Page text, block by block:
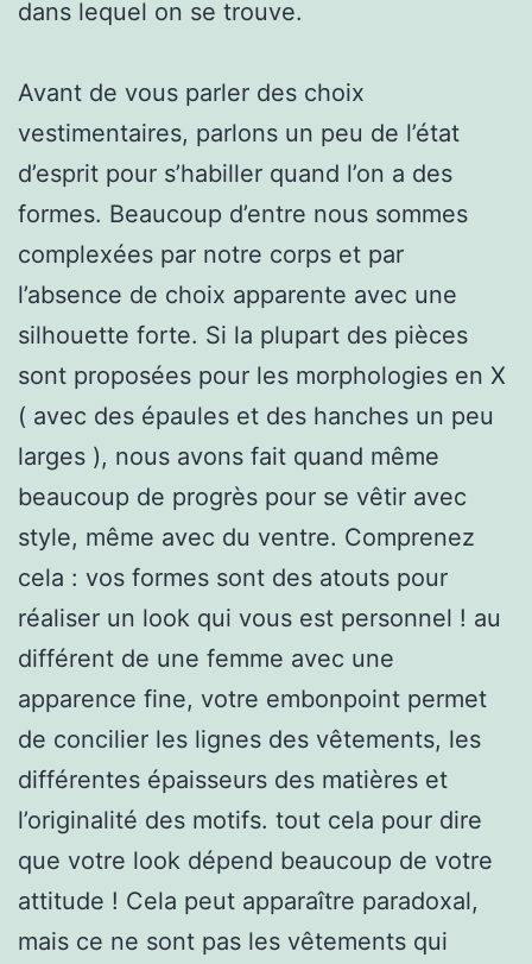
dans lequel on se trouve.
Avant de vous parler des choix
vestimentaires, parlons un peu de l’état
d’esprit pour s’habiller quand l’on a des
formes. Beaucoup d’entre nous sommes
complexées par notre corps et par
l’absence de choix apparente avec une
silhouette forte. Si la plupart des pièces
sont proposées pour les morphologies en X
( avec des épaules et des hanches un peu
larges ), nous avons fait quand même
beaucoup de progrès pour se vêtir avec
style, même avec du ventre. Comprenez
cela : vos formes sont des atouts pour
réaliser un look qui vous est personnel ! au
différent de une femme avec une
apparence fine, votre embonpoint permet
de concilier les lignes des vêtements, les
différentes épaisseurs des matières et
l’originalité des motifs. tout cela pour dire
que votre look dépend beaucoup de votre
attitude ! Cela peut apparaître paradoxal,
mais ce ne sont pas les vêtements qui